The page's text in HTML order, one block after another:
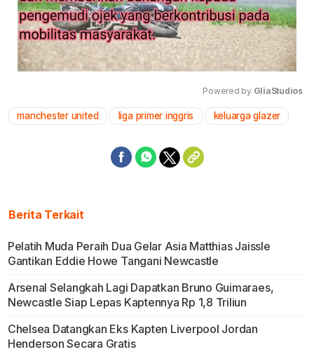
Mute
Powered by GliaStudios
manchester united liga primer inggris keluarga glazer
Berita Terkait
Pelatih Muda Peraih Dua Gelar Asia Matthias Jaissle
Gantikan Eddie Howe Tangani Newcastle
Arsenal Selangkah Lagi Dapatkan Bruno Guimaraes,
Newcastle Siap Lepas Kaptennya Rp 1,8 Triliun
Chelsea Datangkan Eks Kapten Liverpool Jordan
Henderson Secara Gratis